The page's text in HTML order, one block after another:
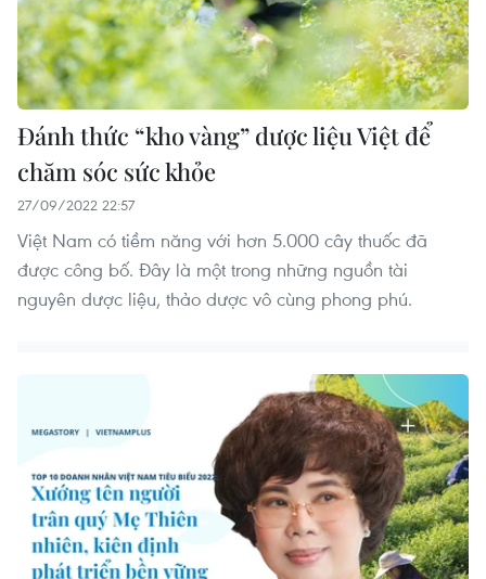
Đánh thức “kho vàng” dược liệu Việt để
chăm sóc sức khỏe
27/09/2022 22:57
Việt Nam có tiềm năng với hơn 5.000 cây thuốc đã
được công bố. Đây là một trong những nguồn tài
nguyên dược liệu, thảo dược vô cùng phong phú.